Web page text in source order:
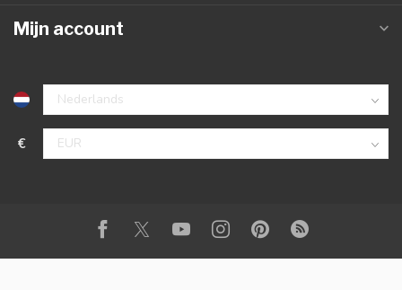
Mijn account
€